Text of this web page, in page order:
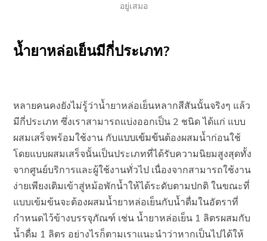
อยู่เสมอ
น้ำยาหล่อเย็นมีกี่ประเภท?
หลายคนคงยังไม่รู้ว่าน้ำยาหล่อเย็นหลากสีสันนั้นจริงๆ แล้ว
มีกี่ประเภท ซึ่งเราสามารถแบ่งออกเป็น 2 ชนิด ได้แก่ แบบ
ผสมเสร็จพร้อมใช้งาน กับแบบเข้มข้นต้องผสมน้ำก่อนใช้
โดยแบบผสมเสร็จนั้นเป็นประเภทที่ได้รับความนิยมสูงสุดทั้ง
จากศูนย์บริการและผู้ใช้งานทั่วไป เนื่องจากสามารถใช้งาน
ง่ายเพียงเติมเข้าสู่หม้อพักน้ำให้ได้ระดับตามปกติ ในขณะที่
แบบเข้มข้นจะต้องผสมน้ำยาหล่อเย็นกับน้ำดื่มในอัตราที่
กำหนดไว้ข้างบรรจุภัณฑ์ เช่น น้ำยาหล่อเย็น 1 ลิตรผสมกับ
น้ำดื่ม 1 ลิตร อย่างไรก็ตามเราแนะนำว่าหากเป็นไปได้ให้